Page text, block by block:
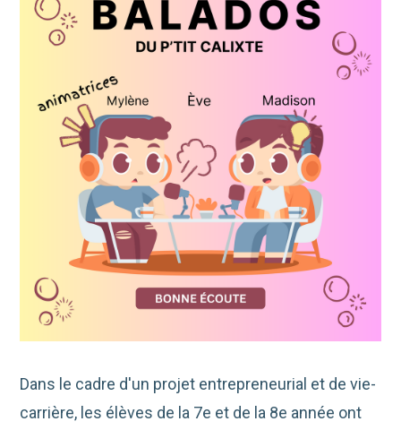
Dans le cadre d'un projet entrepreneurial et de vie-
carrière, les élèves de la 7e et de la 8e année ont